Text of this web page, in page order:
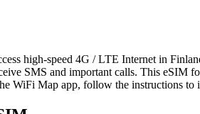
high-speed 4G / LTE Internet in
SMS and important calls. This
WiFi Map app, follow the instructions